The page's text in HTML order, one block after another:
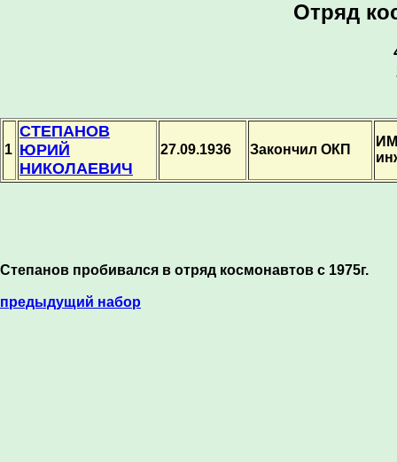
Отряд
1
СТЕПАНОВ
ЮРИЙ
НИКОЛАЕВИЧ
27.09.1936 Закончил ОКП
Степанов пробивался в отряд космонавтов с 1975г.
предыдущий набор